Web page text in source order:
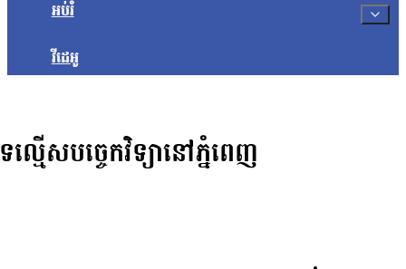
អប់រំ
វីដេអូ
សបច្ចេកវិទ្យានៅភ្នំពេញ